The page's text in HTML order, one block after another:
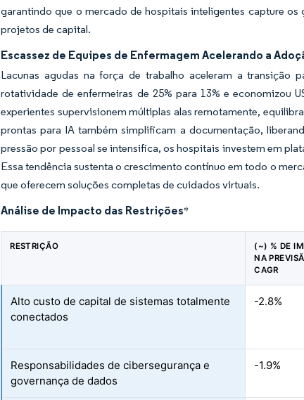
garantindo que o mercado de hospitais inteligentes capture
projetos de capital.
Escassez de Equipes de Enfermagem Acelerando a
Lacunas agudas na força de trabalho aceleram a transição
rotatividade de enfermeiras de 25% para 13% e economizou
experientes supervisionem múltiplas alas remotamente,
prontas para IA também simplificam a documentação,
pressão por pessoal se intensifica, os hospitais investem em
Essa tendência sustenta o crescimento contínuo em todo o
que oferecem soluções completas de cuidados virtuais.
Análise de Impacto das Restrições*
RESTRIÇÃO
(~) % DE
NA
CAGR
Alto custo de capital de sistemas totalmente
conectados
-2.8%
Responsabilidades de cibersegurança e
governança de dados
-1.9%